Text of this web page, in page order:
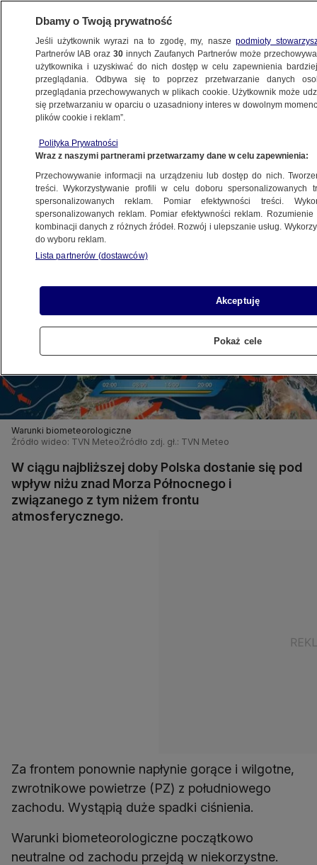
METEO
NAJNOWSZE
powietrze
5.06.2017, 15:57
Udostępnij
Warunki biometeorologiczne
Źródło wideo: TVN Meteo Źródło zdj. gł.: TVN Meteo
W ciągu najbliższej doby Polska dostanie się pod
wpływ niżu znad Morza Północnego i
związanego z tym niżem frontu
atmosferycznego.
Za frontem ponownie napłynie gorące i wilgotne,
zwrotnikowe powietrze (PZ) z południowego
zachodu. Wystąpią duże spadki ciśnienia.
Warunki biometeorologiczne początkowo
neutralne od zachodu przejdą w niekorzystne.
Dbamy o Twoją prywatność
Jeśli użytkownik wyrazi na to zgodę, my, naszepodmioty
Partnerów IAB oraz30 innych Zaufanych Partnerów może
użytkownika i uzyskiwać do nich dostęp w celu zapewnienia
przeglądania. Odbywa się to poprzez przetwarzanie danych
przeglądania przechowywanych w plikach cookie. Użytkownik może
się przetwarzaniu w oparciu o uzasadniony interes w dowolnym
plików cookie i reklam”.
Polityka Prywatności
Wraz z naszymi partnerami przetwarzamy dane w celu zapewnienia:
Przechowywanie informacji na urządzeniu lub dostęp do nich.
treści. Wykorzystywanie profili w celu doboru spersonalizowanych
spersonalizowanych reklam. Pomiar efektywności treści.
spersonalizowanych reklam. Pomiar efektywności reklam.
kombinacji danych z różnych źródeł. Rozwój i ulepszanie usług.
do wyboru reklam.
Lista partnerów (dostawców)
Akceptuję
Pokaż cele